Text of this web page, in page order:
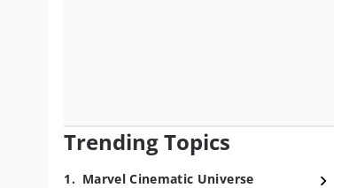
Trending Topics
1. Marvel Cinematic Universe